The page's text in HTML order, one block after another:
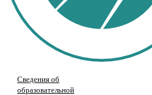
Сведения об
образовательной